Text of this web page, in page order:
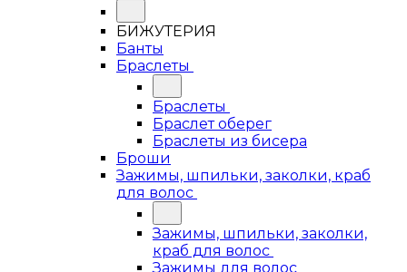
БИЖУТЕРИЯ
Банты
Браслеты
Браслеты
Браслет оберег
Браслеты из бисера
Броши
Зажимы, шпильки, заколки, краб
для волос
Зажимы, шпильки, заколки,
краб для волос
Зажимы для волос